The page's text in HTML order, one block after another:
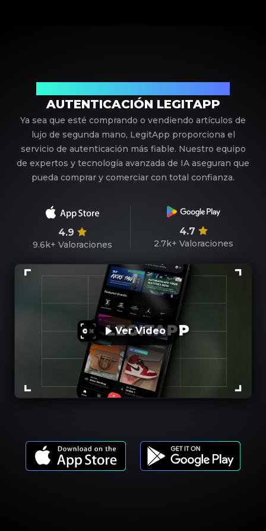
AUTENTICACIÓN LEGITAPP
Ya sea que esté comprando o vendiendo artículos de
lujo de segunda mano, LegitApp proporciona el
servicio de autenticación más fiable. Nuestro equipo
de expertos y tecnología avanzada de IA aseguran que
pueda comprar y comerciar con total confianza.
4.9
9.6k+ Valoraciones
4.7
2.7k+ Valoraciones
Ver Video